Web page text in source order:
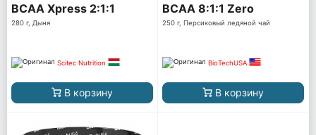
BCAA Xpress 2:1:1
280 г, Дыня
Scitec Nutrition
В корзину
BCAA 8:1:1 Zero
250 г, Персиковый ледяной чай
BioTechUSA
В корзину